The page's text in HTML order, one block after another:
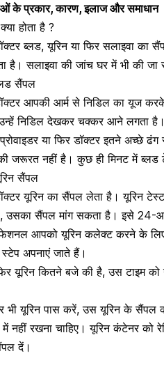
के प्रकार, कारण, इलाज और समाधान
होता है ?
ब्लड, यूरिन या फिर सलाइवा
है। सलाइवा की जांच घर में भी की जा
सैंपल
आपकी आर्म से निडिल का यूज
निडिल देखकर चक्कर आने लगता है।
या फिर डॉक्टर इतने अच्छे
जरूरत नहीं है। कुछ ही मिनट में ब्लड
सैंपल
यूरिन का सैंपल लेता है। यूरिन
है, उसका सैंपल मांग सकता है। इसे
आपको यूरिन कलेक्ट करने के
स्टेप अपनाएं जाते हैं।
यूरिन कितने बजे की है, उस टाइम
भी यूरिन पास करें, उस यूरिन के सैंपल
नहीं रखना चाहिए। यूरिन कंटेनर
दें।